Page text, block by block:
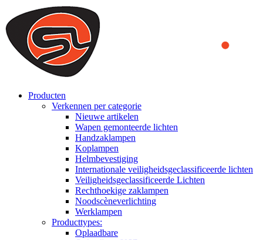
We use cookies to ensure that we provide you the best experience
on our website. By continuing to browse this website, you accept
that cookies are used to help us analyze how the website is used and
to offer you a better experience. To learn more or to find out how
you can disable cookies, you can access our
Producten
Verkennen per categorie
Nieuwe artikelen
Wapen gemonteerde lichten
Handzaklampen
Koplampen
Helmbevestiging
Internationale veiligheidsgeclassificeerde lichten
Veiligheidsgeclassificeerde Lichten
Rechthoekige zaklampen
Noodscèneverlichting
Werklampen
Producttypes:
Oplaadbare